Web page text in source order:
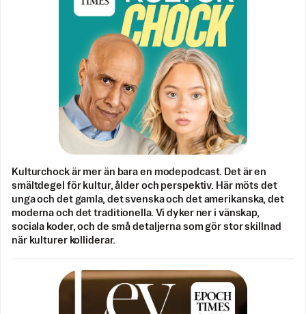
Kulturchock är mer än bara en modepodcast. Det är en
smältdegel för kultur, ålder och perspektiv. Här möts det
unga och det gamla, det svenska och det amerikanska, det
moderna och det traditionella. Vi dyker ner i vänskap,
sociala koder, och de små detaljerna som gör stor skillnad
när kulturer kolliderar.